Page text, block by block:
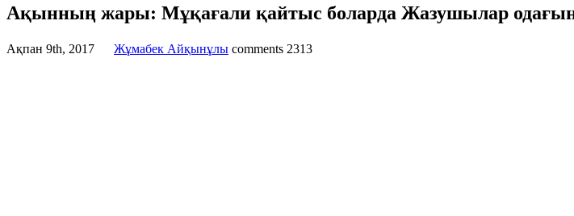
Ақынның жары: Мұқағали қайтыс боларда Жазушылар
Ақпан 9th, 2017 Жұмабек Айқынұлы comments 2313